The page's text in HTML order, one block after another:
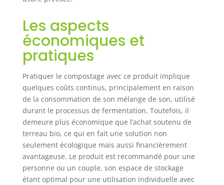
Les aspects
économiques et
pratiques
Pratiquer le compostage avec ce produit implique
quelques coûts continus, principalement en raison
de la consommation de son mélange de son, utilisé
durant le processus de fermentation. Toutefois, il
demeure plus économique que l’achat soutenu de
terreau bio, ce qui en fait une solution non
seulement écologique mais aussi financièrement
avantageuse. Le produit est recommandé pour une
personne ou un couple, son espace de stockage
étant optimal pour une utilisation individuelle avec